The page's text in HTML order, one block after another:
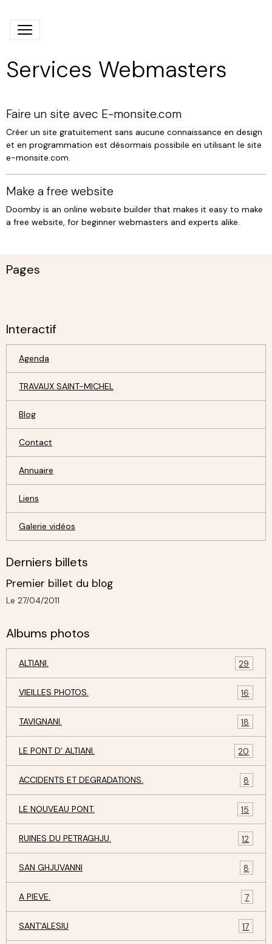
Services Webmasters
Faire un site avec E-monsite.com
Créer un site gratuitement sans aucune connaissance en design
et en programmation est désormais possibile en utilisant le site
e-monsite.com.
Make a free website
Doomby is an online website builder that makes it easy to make
a free website, for beginner webmasters and experts alike.
Pages
Interactif
Agenda
TRAVAUX SAINT-MICHEL
Blog
Contact
Annuaire
Liens
Galerie vidéos
Derniers billets
Premier billet du blog
Le 27/04/2011
Albums photos
ALTIANI. 29
VIEILLES PHOTOS. 16
TAVIGNANI. 18
LE PONT D' ALTIANI. 20
ACCIDENTS ET DEGRADATIONS. 8
LE NOUVEAU PONT. 15
RUINES DU PETRAGHJU. 12
SAN GHJUVANNI 8
A PIEVE. 7
SANT'ALESIU 17